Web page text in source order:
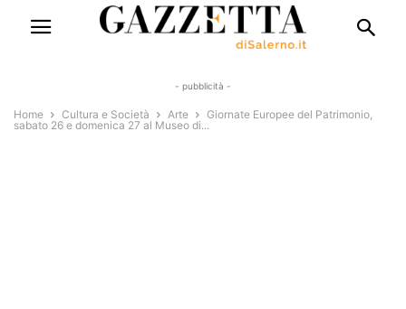
- pubblicità -
Home Cultura e Società Arte
Giornate Europee del Patrimonio,
sabato 26 e domenica 27 al Museo di...